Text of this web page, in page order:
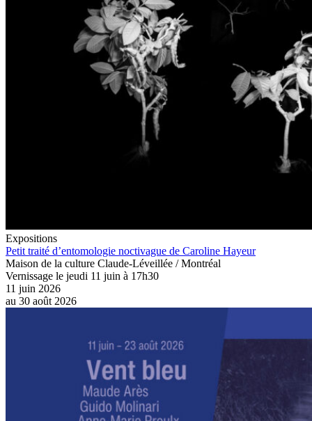
Expositions
Petit traité d’entomologie noctivague de Caroline Hayeur
Maison de la culture Claude-Léveillée / Montréal
Vernissage le jeudi 11 juin à 17h30
11 juin 2026
au 30 août 2026